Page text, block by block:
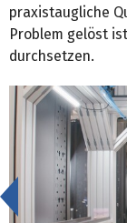
praxistaugliche
Problem gelöst
durchsetzen.
<